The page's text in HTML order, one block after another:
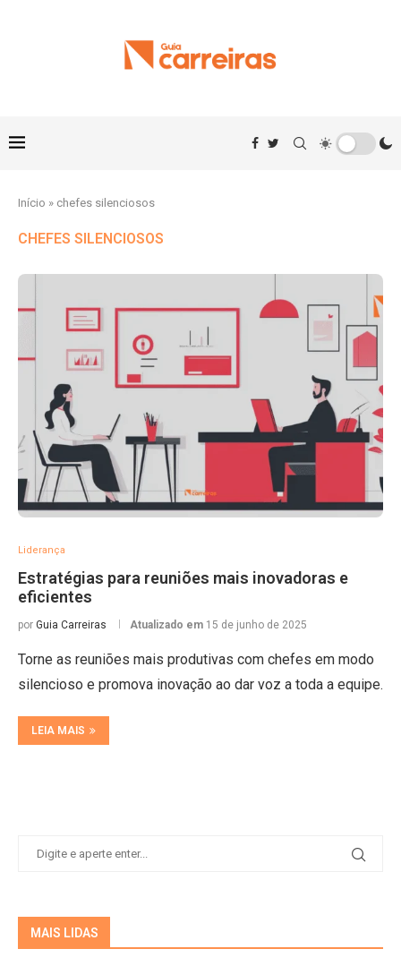
Início » chefes silenciosos
CHEFES SILENCIOSOS
Liderança
Estratégias para reuniões mais inovadoras e
eficientes
por Guia Carreiras Atualizado em 15 de junho de 2025
Torne as reuniões mais produtivas com chefes em modo
silencioso e promova inovação ao dar voz a toda a equipe.
LEIA MAIS
MAIS LIDAS